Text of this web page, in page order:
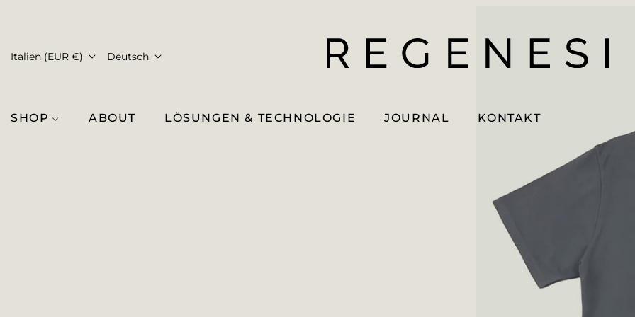
Italien (EUR €) Deutsch
SHOP ABOUT LÖSUNGEN & TECHNOLOGIE JOURNAL KONTAKT